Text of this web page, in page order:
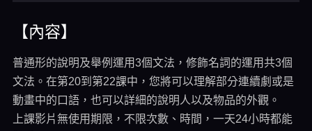
【內容】
普通形的說明及舉例運用3個文法，修飾名詞的運用共3個
文法。在第20到第22課中，您將可以理解部分連續劇或是
動畫中的口語，也可以詳細的說明人以及物品的外觀。
上課影片無使用期限，不限次數、時間，一天24小時都能